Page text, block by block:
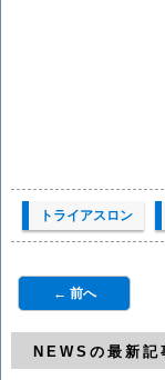
トライアスロン
← 前へ
NEWSの最新記